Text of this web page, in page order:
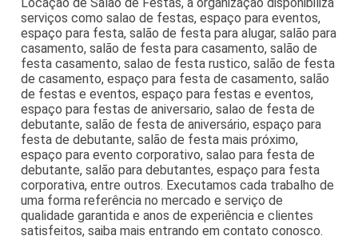
Locação de Salão de Festas, a organização disponibiliza
serviços como salao de festas, espaço para eventos,
espaço para festa, salão de festa para alugar, salão para
casamento, salão de festa para casamento, salão de
festa casamento, salao de festa rustico, salão de festa
de casamento, espaço para festa de casamento, salão
de festas e eventos, espaço para festas e eventos,
espaço para festas de aniversario, salao de festa de
debutante, salão de festa de aniversário, espaço para
festa de debutante, salão de festa mais próximo,
espaço para evento corporativo, salao para festa de
debutante, salão para debutantes, espaço para festa
corporativa, entre outros. Executamos cada trabalho de
uma forma referência no mercado e serviço de
qualidade garantida e anos de experiência e clientes
satisfeitos, saiba mais entrando em contato conosco.